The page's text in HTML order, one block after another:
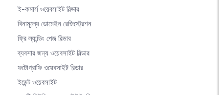
ই-কমার্স ওয়েবসাইট বিল্ডার
বিনামূল্যে ডোমেইন রেজিস্ট্রেশন
ফ্রি ল্যান্ডিং পেজ বিল্ডার
ব্যবসার জন্য ওয়েবসাইট বিল্ডার
ফটোগ্রাফি ওয়েবসাইট বিল্ডার
ইভেন্ট ওয়েবসাইট